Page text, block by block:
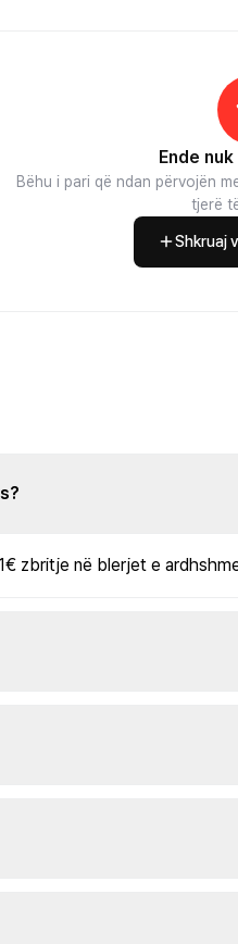
Ende
Bëhu i pari që ndan përvojën
tjerë
Shkruaj
zbritje në blerjet e